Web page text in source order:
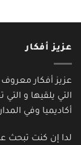
عزيز أفكار
عزيز أفكار
التي يلقيها و
أكاديميا وفي
لدا إن كنت تبحث